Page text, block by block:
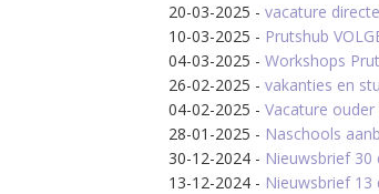
20-03-2025 - vacature
10-03-2025 - Prutshub
04-03-2025 - Workshops
26-02-2025 - vakanties en
04-02-2025 - Vacature ouder
28-01-2025 - Naschools
30-12-2024 - Nieuwsbrief 30
13-12-2024 - Nieuwsbrief 13